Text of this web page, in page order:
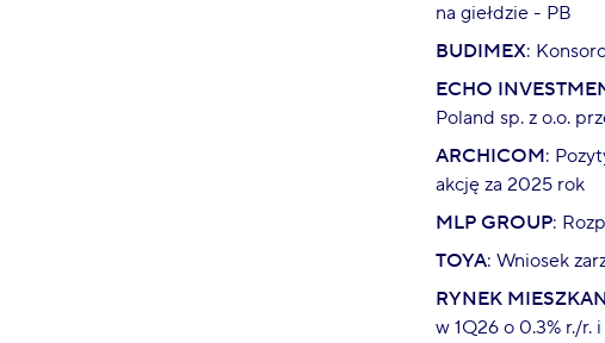
na giełdzie - PB
BUDIMEX:
ECHO
Poland sp. z o.o.
ARCHICOM:
akcję za 2025 rok
MLP GROUP:
TOYA: Wniosek
RYNEK
w 1Q26 o 0.3% r./r.